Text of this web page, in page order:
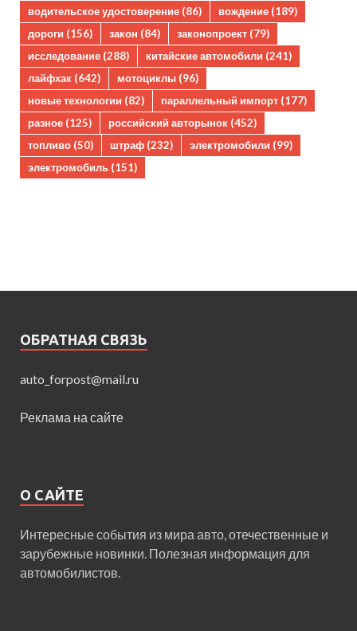
водительское удостоверение (86) вождение (189)
дороги (156) закон (84) законопроект (79)
исследование (288) китайские автомобили (241)
лайфхак (642) мотоциклы (96)
новые технологии (82) параллельный импорт (177)
разное (125) российский авторынок (452)
топливо (50) штраф (232) электромобили (99)
электромобиль (151)
ОБРАТНАЯ СВЯЗЬ
auto_forpost@mail.ru
Реклама на сайте
О САЙТЕ
Интересные события из мира авто, отечественные и
зарубежные новинки. Полезная информация для
автомобилистов.